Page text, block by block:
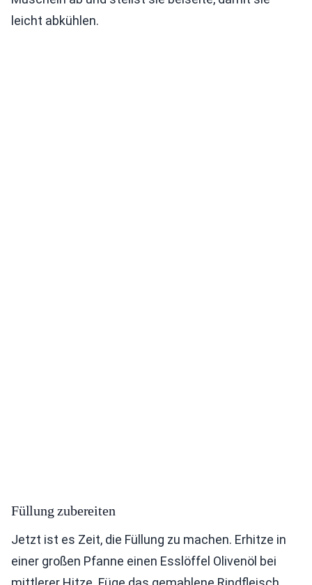
leicht abkühlen.
Füllung zubereiten
Jetzt ist es Zeit, die Füllung zu machen. Erhitze in
einer großen Pfanne einen Esslöffel Olivenöl bei